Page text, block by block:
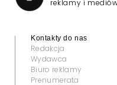
reklamy i
Kontakty do nas
Redakcja
Wydawca
Biuro reklamy
Prenumerata